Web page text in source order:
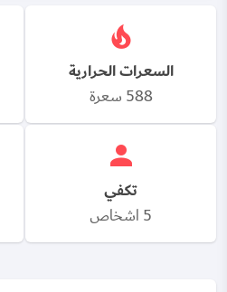
السعرات الحرارية
588 سعرة
تكفي
5 اشخاص